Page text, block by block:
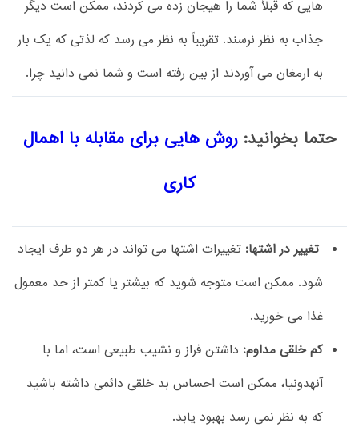
هایی که قبلاً شما را هیجان زده می کردند، ممکن است دیگر
جذاب به نظر نرسند. تقریباً به نظر می رسد که لذتی که یک بار
به ارمغان می آوردند از بین رفته است و شما نمی دانید چرا.
حتما بخوانید: روش هایی برای مقابله با اهمال
کاری
تغییر در اشتها: تغییرات اشتها می تواند در هر دو طرف ایجاد
شود. ممکن است متوجه شوید که بیشتر یا کمتر از حد معمول
غذا می خورید.
کم خلقی مداوم: داشتن فراز و نشیب طبیعی است، اما با
آنهدونیا، ممکن است احساس بد خلقی دائمی داشته باشید
که به نظر نمی رسد بهبود یابد.